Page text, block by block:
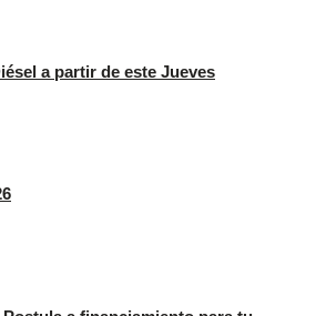
a partir de este Jueves